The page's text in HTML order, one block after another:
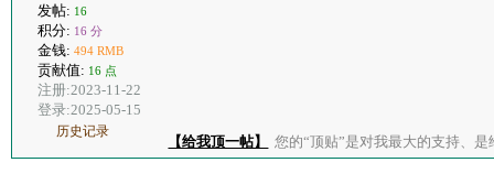
发帖: 16
积分: 16 分
金钱: 494 RMB
贡献值: 16 点
注册:2023-11-22
登录:2025-05-15
历史记录
【给我顶一帖】 您的“顶贴”是对我最大的支持、